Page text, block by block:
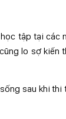
tập tại
lo sợ kiến
sau khi